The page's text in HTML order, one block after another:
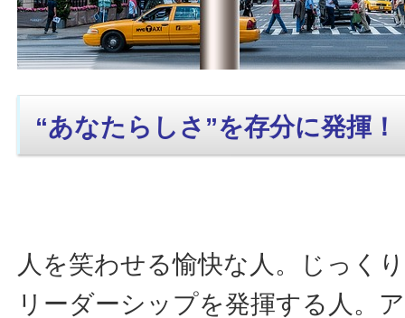
“あなたらしさ”を存分に発揮！
人を笑わせる愉快な人。じっく
リーダーシップを発揮する人。